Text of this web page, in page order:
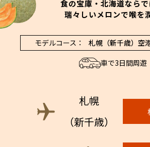
食の宝庫・北海道なら
瑞々しいメロンで喉を
モデルコース： 札幌（新千歳）空
車で3日間周遊
札幌
（新千歳）